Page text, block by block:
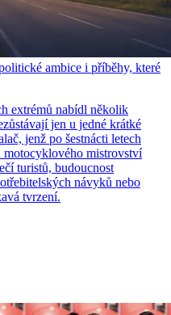
ambice i příběhy, které
extrémů nabídl několik
jen u jedné krátké
jenž po šestnácti letech
motocyklového mistrovství
turistů, budoucnost
návyků nebo
tvrzení.